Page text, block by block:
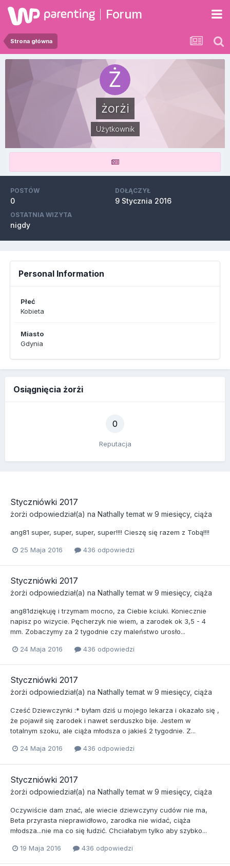
Forum
Strona główna
żorżi
Użytkownik
POSTÓW
0
DOŁĄCZYŁ
9 Stycznia 2016
OSTATNIA WIZYTA
nigdy
Personal Information
Płeć
Kobieta
Miasto
Gdynia
Osiągnięcia żorżi
0
Reputacja
Styczniówki 2017
żorżi odpowiedział(a) na Nathallytemat w 9 miesięcy, ciąża
ang81 super, super, super, super!!!! Cieszę się razem z Tobą!!!!
25 Maja 2016 436 odpowiedzi
Styczniówki 2017
żorżi odpowiedział(a) na Nathallytemat w 9 miesięcy, ciąża
ang81dziękuję i trzymam mocno, za Ciebie kciuki. Koniecznie
napisz po wizycie. Pęcherzyk nie wiem, a zarodek ok 3,5 - 4
mm. Zobaczymy za 2 tygodnie czy maleństwo urosło...
24 Maja 2016 436 odpowiedzi
Styczniówki 2017
żorżi odpowiedział(a) na Nathallytemat w 9 miesięcy, ciąża
Cześć Dziewczynki :* byłam dziś u mojego lekarza i okazało się ,
że pojawił się zarodek i nawet serduszko bije. Jestem w
totalnym szoku, ale ciąża młodsza o jakieś 2 tygodnie. Z...
24 Maja 2016 436 odpowiedzi
Styczniówki 2017
żorżi odpowiedział(a) na Nathallytemat w 9 miesięcy, ciąża
Oczywiście dam znać, ale wiecie dziewczyny cudów nie ma,
Beta przyrasta nieprawidłowo, zarodka nie widać, ciąża
młodsza...nie ma co się łudzić. Chciałabym tylko aby szybko...
19 Maja 2016 436 odpowiedzi